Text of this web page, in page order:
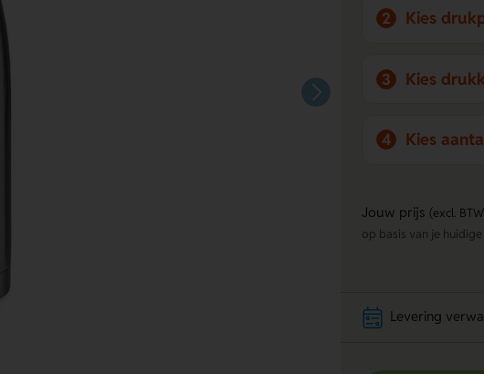
2 Kies
3 Kies
4 Kies
Jouw prijs (excl.
op basis van je huidige
Levering